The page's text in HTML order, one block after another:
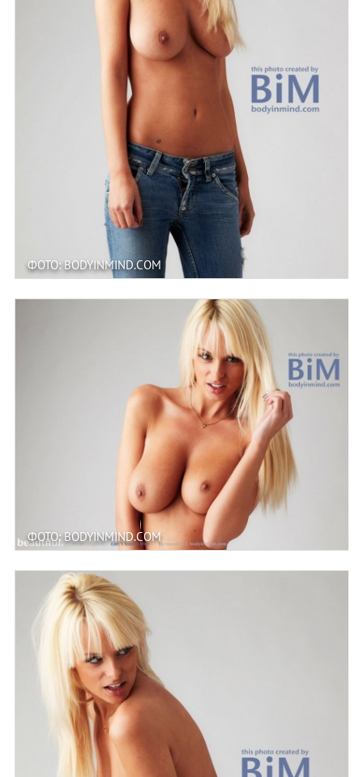
ФОТО: BODYINMIND.COM
ФОТО: BODYINMIND.COM